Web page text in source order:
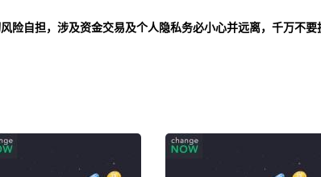
险自担，涉及资金交易及个人隐私务必小心并远离，千万不要